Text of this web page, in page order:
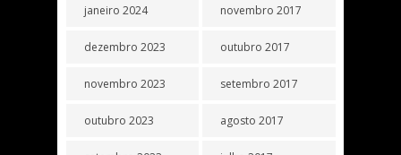
janeiro 2024
dezembro 2023
novembro 2023
outubro 2023
novembro 2017
outubro 2017
setembro 2017
agosto 2017